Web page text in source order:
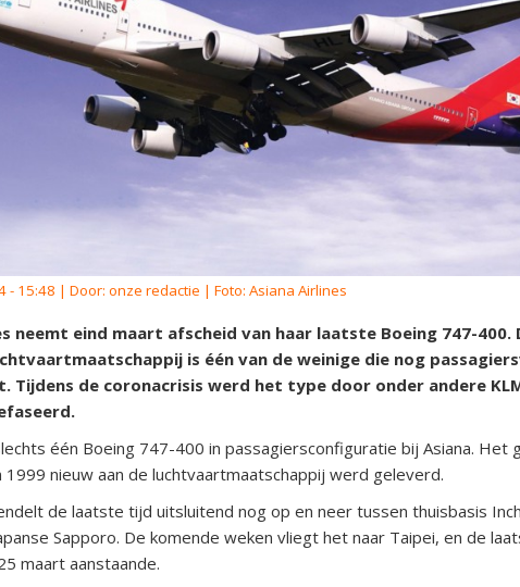
- 15:48 | Door: onze redactie | Foto: Asiana Airlines
neemt eind maart afscheid van haar laatste Boeing 747-400.
is één van de weinige die nog
Tijdens de coronacrisis werd het type door onder andere
één Boeing 747-400 in passagiersconfiguratie bij Asiana. Het
1999 nieuw aan de luchtvaartmaatschappij werd geleverd.
de laatste tijd uitsluitend nog op en neer tussen thuisbasis
Sapporo. De komende weken vliegt het naar Taipei, en de
maart aanstaande.